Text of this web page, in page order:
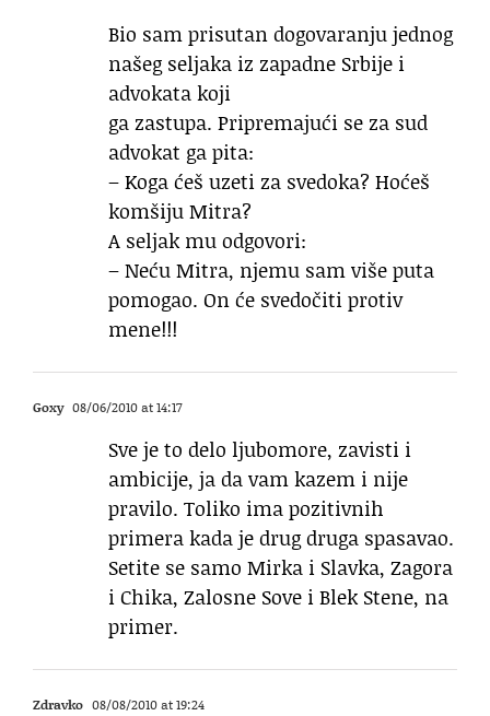
Bio sam prisutan dogovaranju jednog
našeg seljaka iz zapadne Srbije i
advokata koji
ga zastupa. Pripremajući se za sud
advokat ga pita:
– Koga ćeš uzeti za svedoka? Hoćeš
komšiju Mitra?
A seljak mu odgovori:
– Neću Mitra, njemu sam više puta
pomogao. On će svedočiti protiv
mene!!!
Goxy 08/06/2010 at 14:17
Sve je to delo ljubomore, zavisti i
ambicije, ja da vam kazem i nije
pravilo. Toliko ima pozitivnih
primera kada je drug druga spasavao.
Setite se samo Mirka i Slavka, Zagora
i Chika, Zalosne Sove i Blek Stene, na
primer.
Zdravko 08/08/2010 at 19:24